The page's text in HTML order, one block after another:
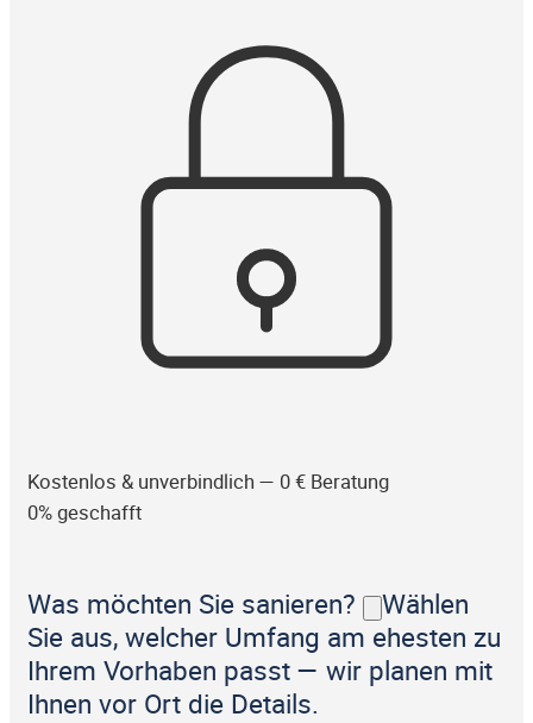
Kostenlos & unverbindlich — 0 € Beratung
0% geschafft
Was möchten Sie sanieren?
Wählen
Sie aus, welcher Umfang am ehesten zu
Ihrem Vorhaben passt — wir planen mit
Ihnen vor Ort die Details.